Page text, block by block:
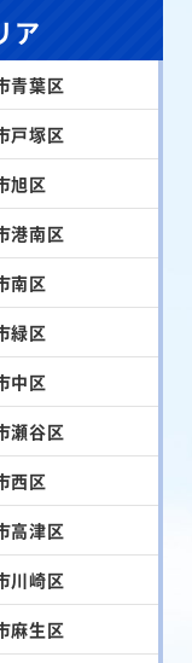
ア
青葉区
戸塚区
旭区
港南区
南区
緑区
中区
瀬谷区
西区
高津区
川崎区
麻生区